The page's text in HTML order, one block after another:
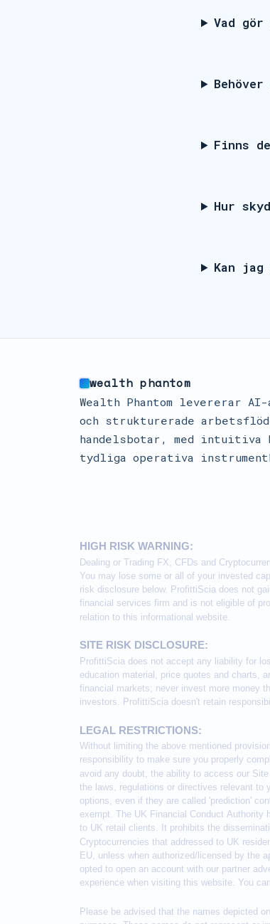
Vad
Finns
Hur
Kan jag
wealth phantom
Wealth Phantom levererar
och strukturerade
handelsbotar, med intuitiva
tydliga operativa